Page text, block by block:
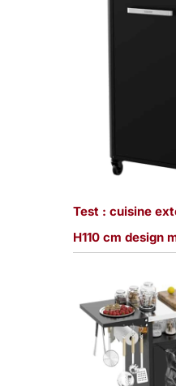
Test : cuisine
H110 cm design